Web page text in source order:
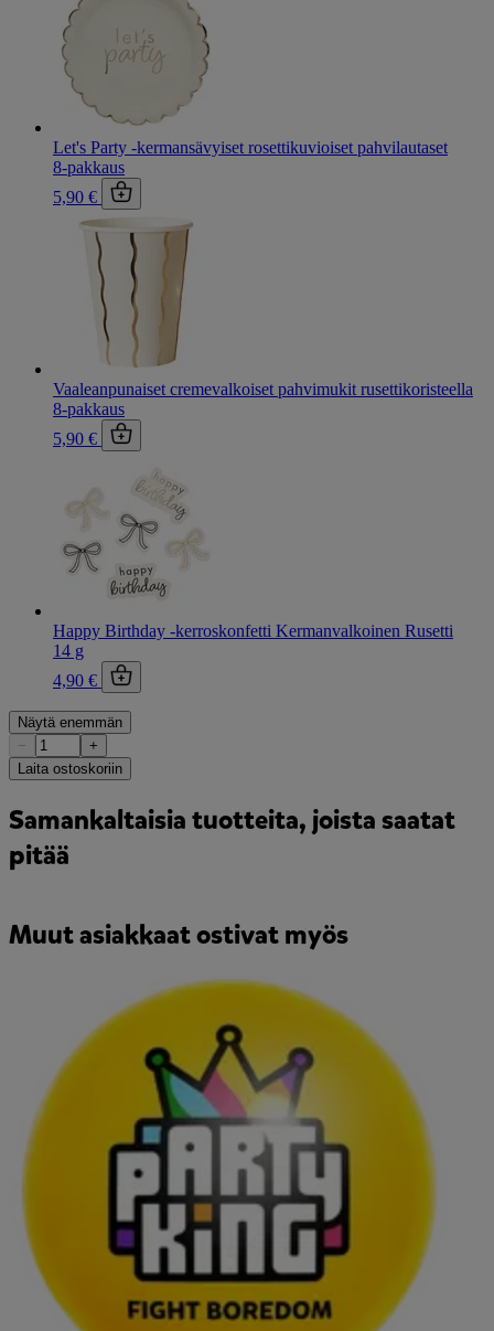
Let's Party -kermansävyiset rosettikuvioiset pahvilautaset
8-pakkaus
5,90 €
Vaaleanpunaiset cremevalkoiset pahvimukit rusettikoristeella
8-pakkaus
5,90 €
Happy Birthday -kerroskonfetti Kermanvalkoinen Rusetti
14 g
4,90 €
Näytä enemmän
−
+
Laita ostoskoriin
Samankaltaisia tuotteita, joista saatat
pitää
Muut asiakkaat ostivat myös